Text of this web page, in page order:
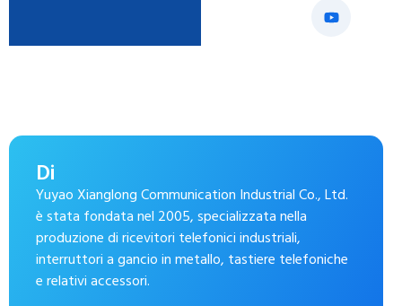
Di
Yuyao Xianglong Communication Industrial Co., Ltd.
è stata fondata nel 2005, specializzata nella
produzione di ricevitori telefonici industriali,
interruttori a gancio in metallo, tastiere telefoniche
e relativi accessori.